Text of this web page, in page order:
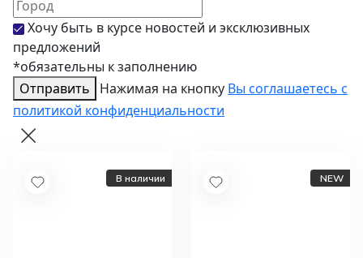
Хочу быть в курсе новостей и эксклюзивных
предложений
*обязательны к заполнению
Отправить
Нажимая на кнопку Вы соглашаетесь с
политикой конфиденциальности
В наличии